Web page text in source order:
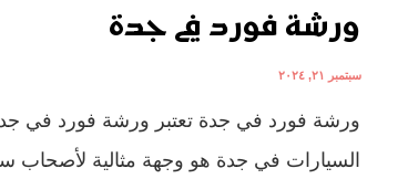
ورشة فورد في جدة
سبتمبر ٢١, ٢٠٢٤
ورشة فورد في جدة تعتبر ورشة فورد في
السيارات في جدة هو وجهة مثالية لأصحاب